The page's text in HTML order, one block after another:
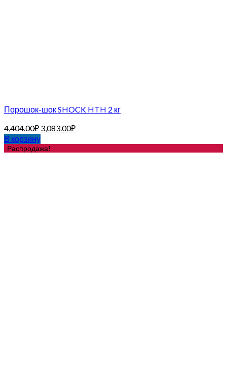
Порошок-шок SHOCK HTH 2 кг
4,404.00₽ 3,083.00₽
В корзину
Распродажа!